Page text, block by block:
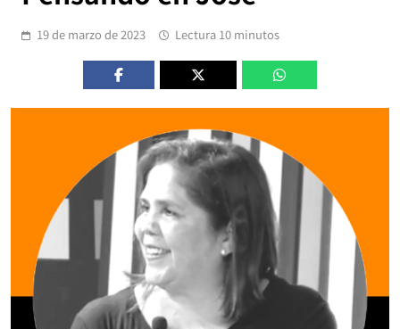
19 de marzo de 2023 Lectura 10 minutos